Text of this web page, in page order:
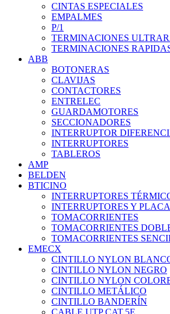
CINTAS ESPECIALES
EMPALMES
P/1
TERMINACIONES
TERMINACIONES
ABB
BOTONERAS
CLAVIJAS
CONTACTORES
ENTRELEC
GUARDAMOTORES
SECCIONADORES
INTERRUPTOR
INTERRUPTORES
TABLEROS
AMP
BELDEN
BTICINO
INTERRUPTORES
INTERRUPTORES Y
TOMACORRIENTES
TOMACORRIENTES
TOMACORRIENTES
EMECX
CINTILLO NYLON
CINTILLO NYLON NEGRO
CINTILLO NYLON
CINTILLO METÁLICO
CINTILLO BANDERÍN